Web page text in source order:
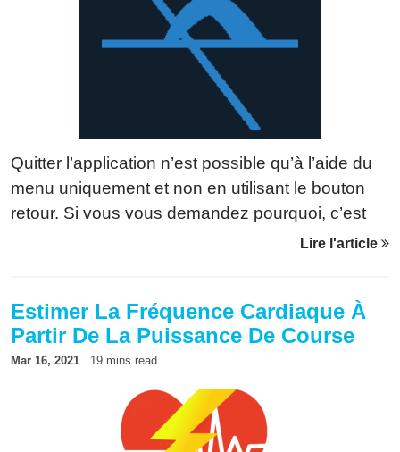
Quitter l’application n’est possible qu’à l’aide du
menu uniquement et non en utilisant le bouton
retour. Si vous vous demandez pourquoi, c’est
simplement pour éviter que, lors d’une séance,
accéder au menu, procédez de la manière
suivante: sur les montres à écran tactile,
appuyez longuement sur l’écran. sur les autres,
appuyez longuement sur le bouton menu de la
montre. Sélectionnez ensuite “Fin + Sauvegarde”
pour enregistrer la session ou “Abandon” pour
Lire l'article
Estimer La Fréquence Cardiaque À
Partir De La Puissance De Course
Mar 16, 2021 19 mins read